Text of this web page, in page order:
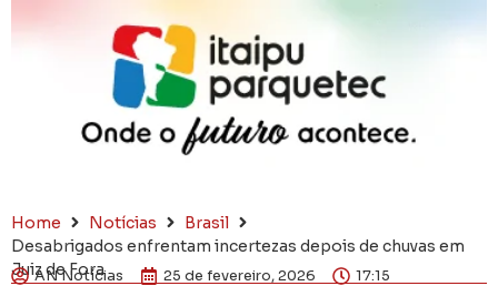
Home Notícias
Brasil
Desabrigados enfrentam incertezas depois de chuvas em
Juiz de Fora
AN Notícias 25 de fevereiro, 2026
17:15